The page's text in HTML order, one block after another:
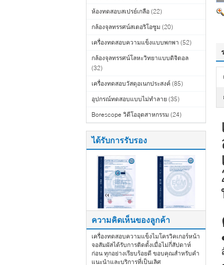
ห้องทดสอบสเปรย์เกลือ (22)
กล้องจุลทรรศน์สเตอริโอซูม (20)
เครื่องทดสอบความแข็งแบบพกพา (52)
กล้องจุลทรรศน์โลหะวิทยาแบบดิจิตอล
(32)
เครื่องทดสอบวัสดุอเนกประสงค์ (85)
อุปกรณ์ทดสอบแบบไม่ทำลาย (35)
Borescope วิดีโออุตสาหกรรม (24)
ได้รับการรับรอง
ความคิดเห็นของลูกค้า
เครื่องทดสอบความแข็งไมโครวิคเกอร์หน้า
จอสัมผัสได้รับการติดตั้งเมื่อไม่กี่สัปดาห์
ก่อน ทุกอย่างเรียบร้อยดี ขอบคุณสำหรับคำ
แนะนำและบริการที่เป็นเลิศ